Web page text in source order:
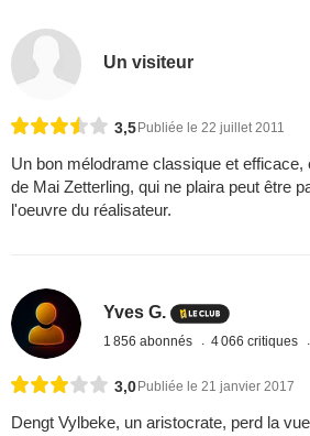
Un visiteur
3,5Publiée le 22 juillet 2011
Un bon mélodrame classique et efficace,
de Mai Zetterling, qui ne plaira peut être
l'oeuvre du réalisateur.
Yves G.
1 856 abonnés 4 066 critiques
3,0Publiée le 21 janvier 2017
Dengt Vylbeke, un aristocrate, perd la